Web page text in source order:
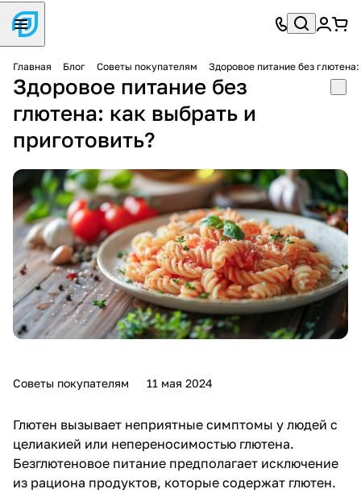
Главная Блог Советы покупателям Здоровое питание без
Здоровое питание без
глютена: как выбрать и
приготовить?
Советы покупателям 11 мая 2024
Глютен вызывает неприятные симптомы у людей с
целиакией или непереносимостью глютена.
Безглютеновое питание предполагает исключение
из рациона продуктов, которые содержат глютен.